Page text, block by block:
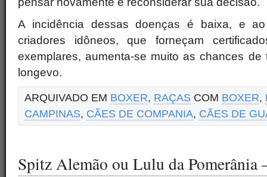
A incidência dessas doenças é baixa, e
criadores idôneos, que forneçam
exemplares, aumenta-se muito as chances
longevo.
ARQUIVADO EM BOXER, RAÇAS COM BOXER,
CAMPINAS, CÃES DE COMPANIA, CÃES DE
Spitz Alemão ou Lulu da Pomerânia